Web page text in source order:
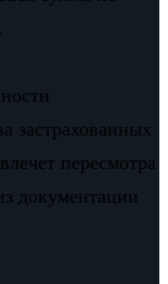
застрахованных
пересмотра
документации